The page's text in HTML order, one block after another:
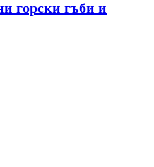
горски гъби и